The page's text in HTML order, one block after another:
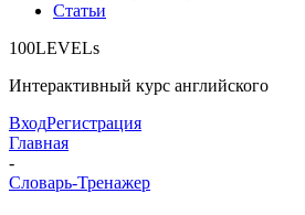
Статьи
100LEVELs
Интерактивный курс английского
ВходРегистрация
Главная
-
Словарь-Тренажер